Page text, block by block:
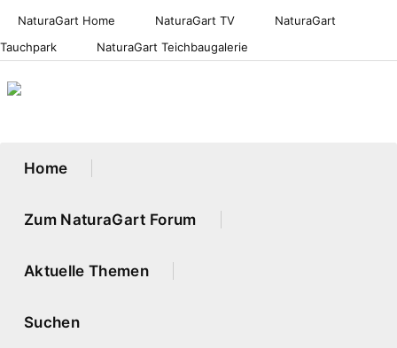
NaturaGart Home NaturaGart TV
NaturaGart
Tauchpark
NaturaGart Teichbaugalerie
Home
Zum NaturaGart Forum
Aktuelle Themen
Suchen